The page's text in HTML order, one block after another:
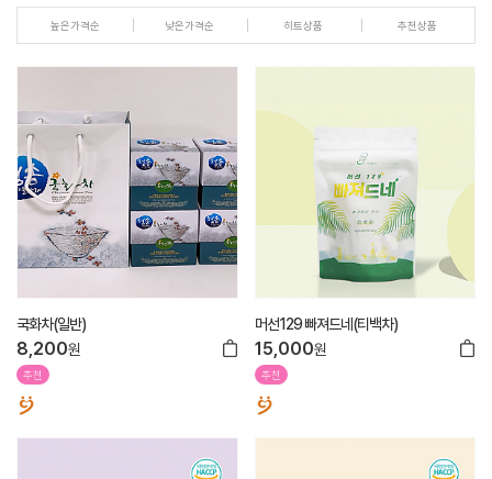
높은가격순 낮은가격순 히트상품 추천상품
국화차(일반)
8,200원
추천
머선129 빠져드네(티백차)
15,000원
추천